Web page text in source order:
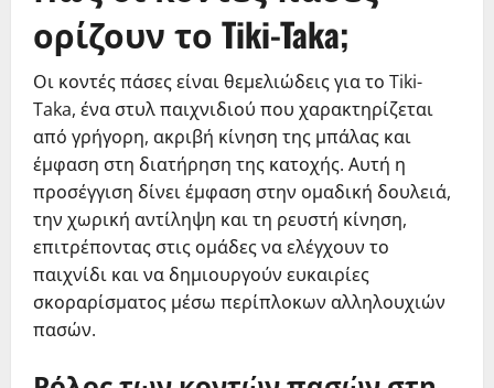
ορίζουν το Tiki-Taka;
Οι κοντές πάσες είναι θεμελιώδεις για το Tiki-
Taka, ένα στυλ παιχνιδιού που χαρακτηρίζεται
από γρήγορη, ακριβή κίνηση της μπάλας και
έμφαση στη διατήρηση της κατοχής. Αυτή η
προσέγγιση δίνει έμφαση στην ομαδική δουλειά,
την χωρική αντίληψη και τη ρευστή κίνηση,
επιτρέποντας στις ομάδες να ελέγχουν το
παιχνίδι και να δημιουργούν ευκαιρίες
σκοραρίσματος μέσω περίπλοκων αλληλουχιών
πασών.